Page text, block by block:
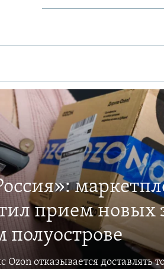
прием новых
отказывается доставлять